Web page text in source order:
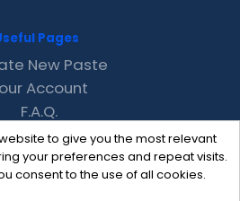
to give you the most relevant
your preferences and repeat visits.
consent to the use of all cookies.
Pages
New Paste
Account
F.A.Q.
Recent
Contact